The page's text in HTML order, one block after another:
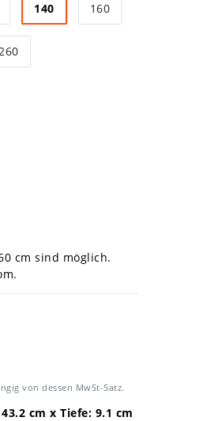
140 160
cm sind möglich.
.
von dessen MwSt-Satz.
cm x Tiefe: 9.1 cm